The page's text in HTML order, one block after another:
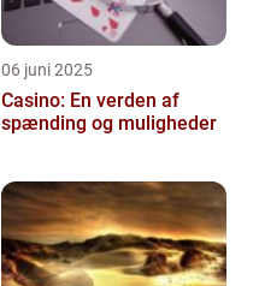
06 juni 2025
Casino: En verden af
spænding og muligheder